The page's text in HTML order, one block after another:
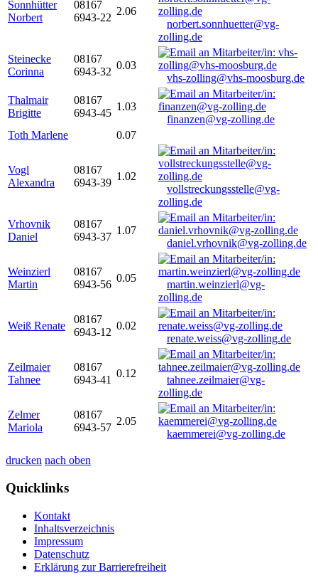
Sonnhütter
Norbert
08167
6943-22
2.06
norbert.sonnhuetter@vg-
zolling.de
Steinecke
Corinna
08167
6943-32
0.03
vhs-zolling@vhs-moosburg.de
Thalmair
Brigitte
08167
6943-45
1.03
finanzen@vg-zolling.de
Toth Marlene
0.07
Vogl
Alexandra
08167
6943-39
1.02
vollstreckungsstelle@vg-
zolling.de
Vrhovnik
Daniel
08167
6943-37
1.07
daniel.vrhovnik@vg-zolling.de
Weinzierl
Martin
08167
6943-56
0.05
martin.weinzierl@vg-
zolling.de
Weiß Renate
08167
6943-12
0.02
renate.weiss@vg-zolling.de
Zeilmaier
Tahnee
08167
6943-41
0.12
tahnee.zeilmaier@vg-
zolling.de
Zelmer
Mariola
08167
6943-57
2.05
kaemmerei@vg-zolling.de
drucken nach oben
Quicklinks
Kontakt
Inhaltsverzeichnis
Impressum
Datenschutz
Erklärung zur Barrierefreiheit